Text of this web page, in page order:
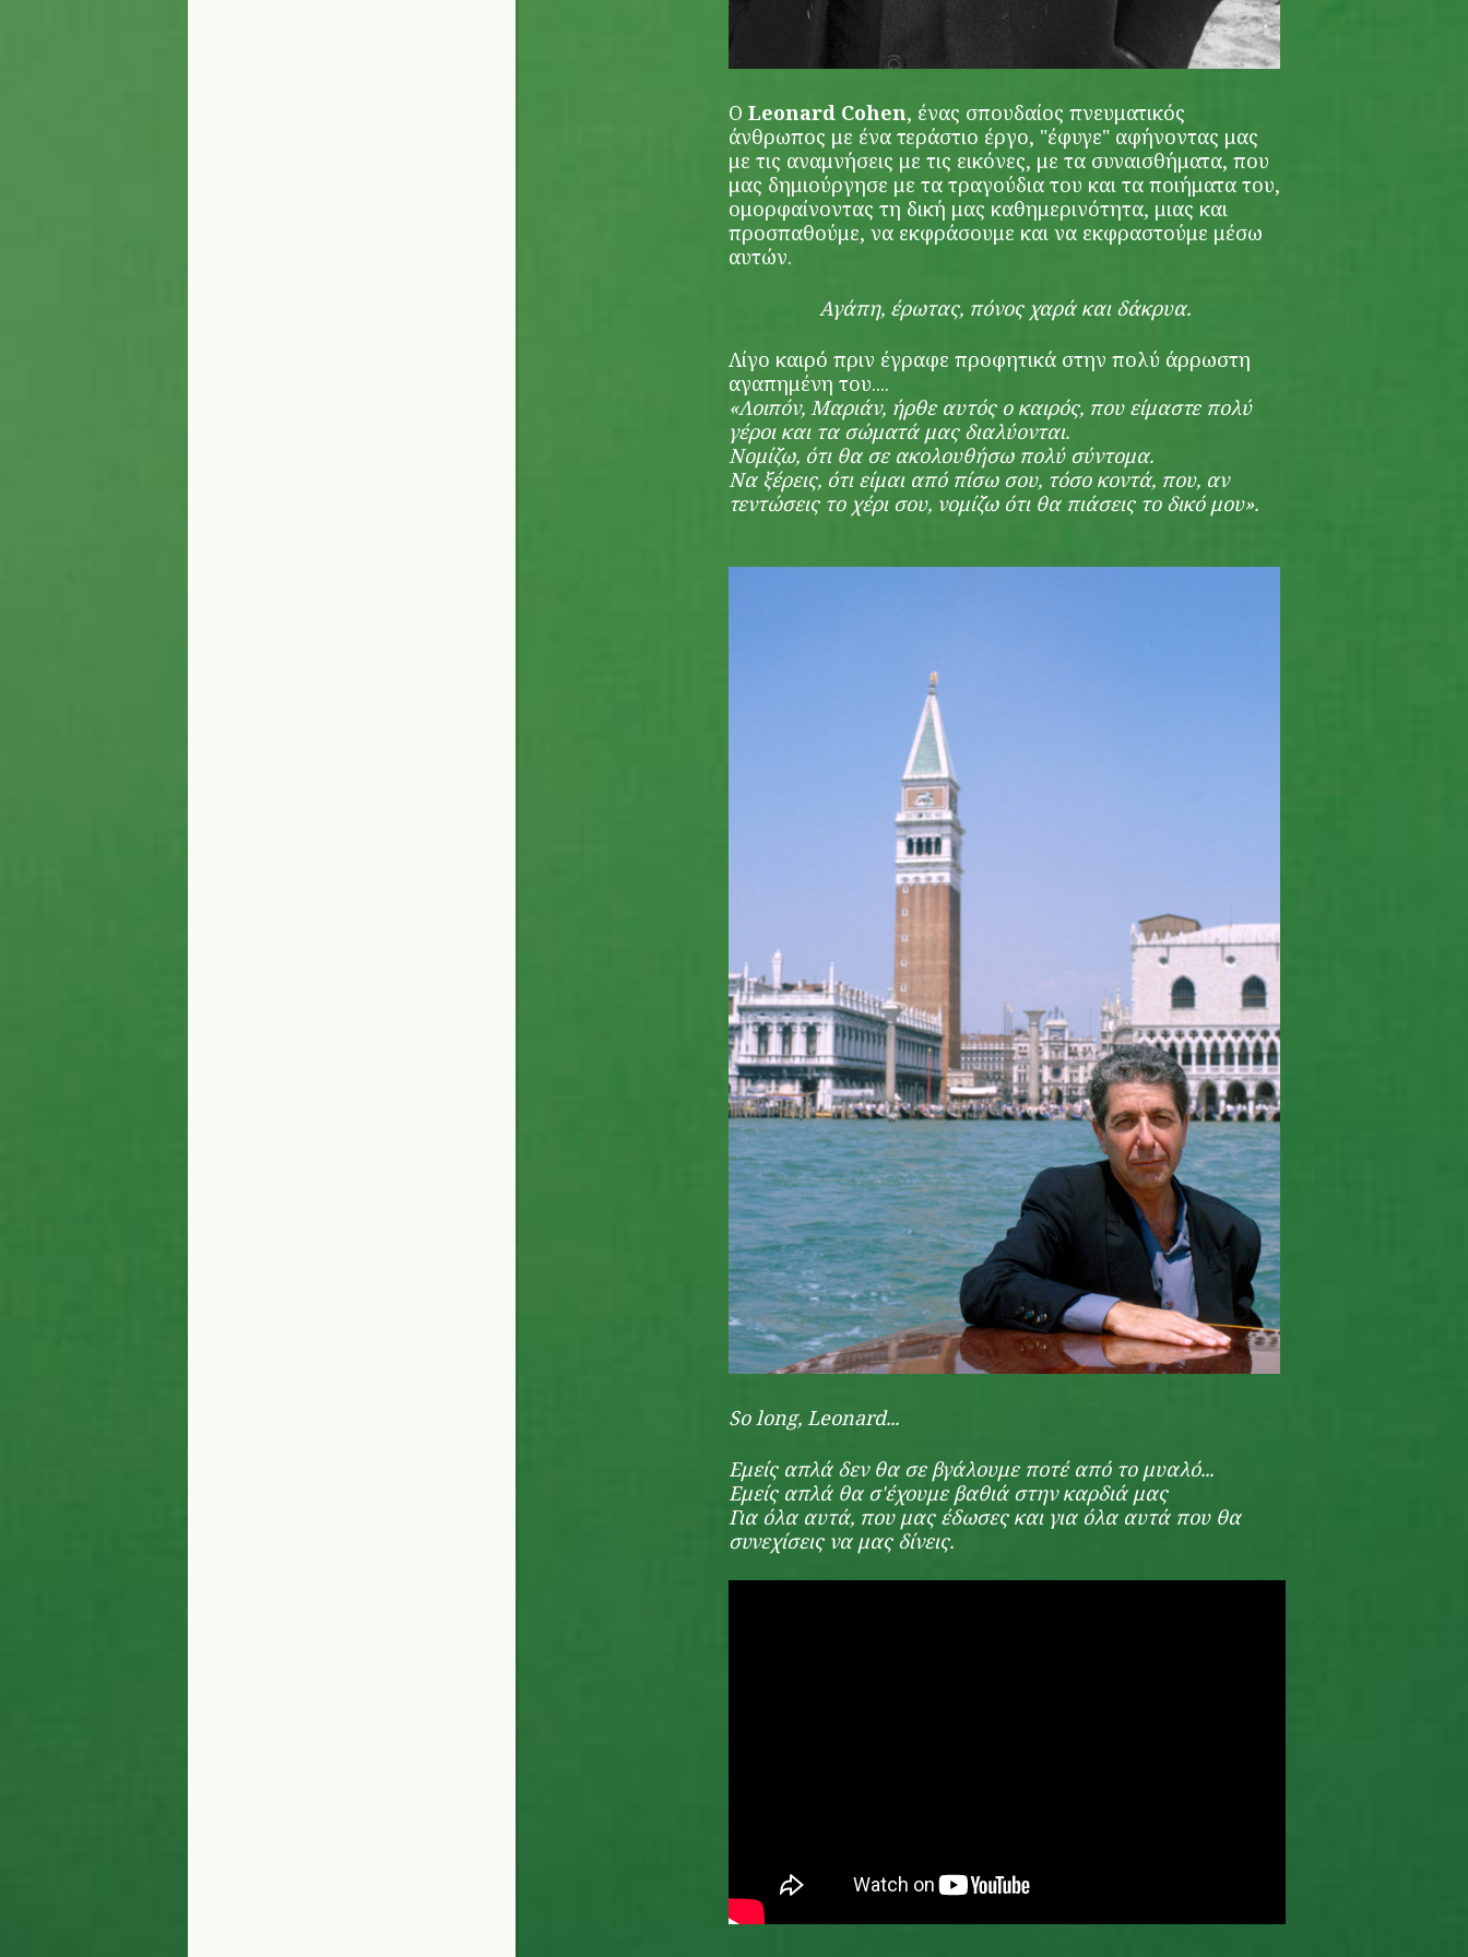
Ο Leonard Cohen, ένας σπουδαίος πνευματικός
άνθρωπος με ένα τεράστιο έργο, "έφυγε" αφήνοντας μας
με τις αναμνήσεις με τις εικόνες, με τα συναισθήματα, που
μας δημιούργησε με τα τραγούδια του και τα ποιήματα του,
ομορφαίνοντας τη δική μας καθημερινότητα, μιας και
προσπαθούμε, να εκφράσουμε και να εκφραστούμε μέσω
αυτών.
Αγάπη, έρωτας, πόνος χαρά και δάκρυα.
Λίγο καιρό πριν έγραφε προφητικά στην πολύ άρρωστη
αγαπημένη του....
«Λοιπόν, Μαριάν, ήρθε αυτός ο καιρός, που είμαστε πολύ
γέροι και τα σώματά μας διαλύονται.
Νομίζω, ότι θα σε ακολουθήσω πολύ σύντομα.
Να ξέρεις, ότι είμαι από πίσω σου, τόσο κοντά, που, αν
τεντώσεις το χέρι σου, νομίζω ότι θα πιάσεις το δικό μου».
So long, Leonard...
Εμείς απλά δεν θα σε βγάλουμε ποτέ από το μυαλό...
Εμείς απλά θα σ'έχουμε βαθιά στην καρδιά μας
Για όλα αυτά, που μας έδωσες και για όλα αυτά που θα
συνεχίσεις να μας δίνεις.